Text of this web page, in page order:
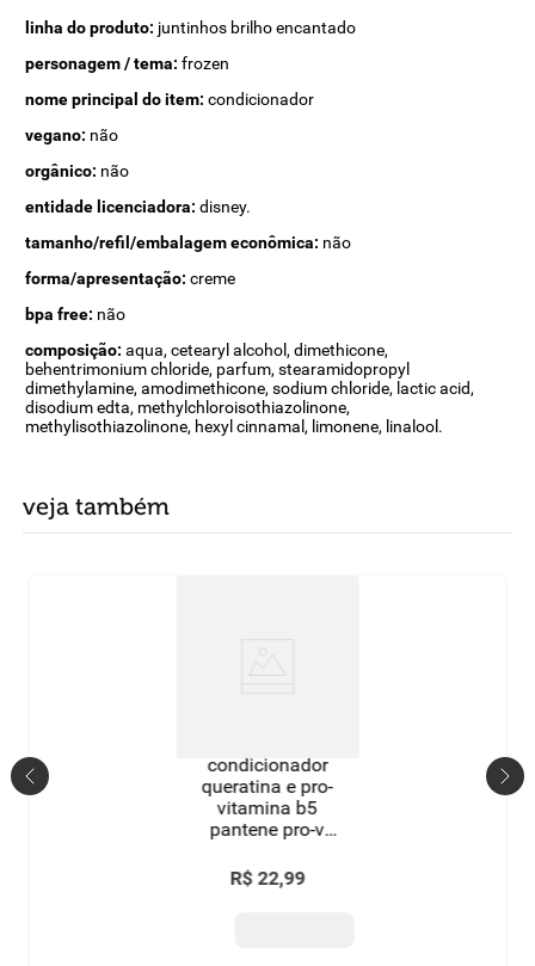
linha do produto: juntinhos brilho encantado
personagem / tema: frozen
nome principal do item: condicionador
vegano: não
orgânico: não
entidade licenciadora: disney.
tamanho/refil/embalagem econômica: não
forma/apresentação: creme
bpa free: não
composição: aqua, cetearyl alcohol, dimethicone,
behentrimonium chloride, parfum, stearamidopropyl
dimethylamine, amodimethicone, sodium chloride, lactic acid,
disodium edta, methylchloroisothiazolinone,
methylisothiazolinone, hexyl cinnamal, limonene, linalool.
veja também
condicionador
queratina e pro-
vitamina b5
pantene pro-v
queratina
preenche &
R$ 22,99